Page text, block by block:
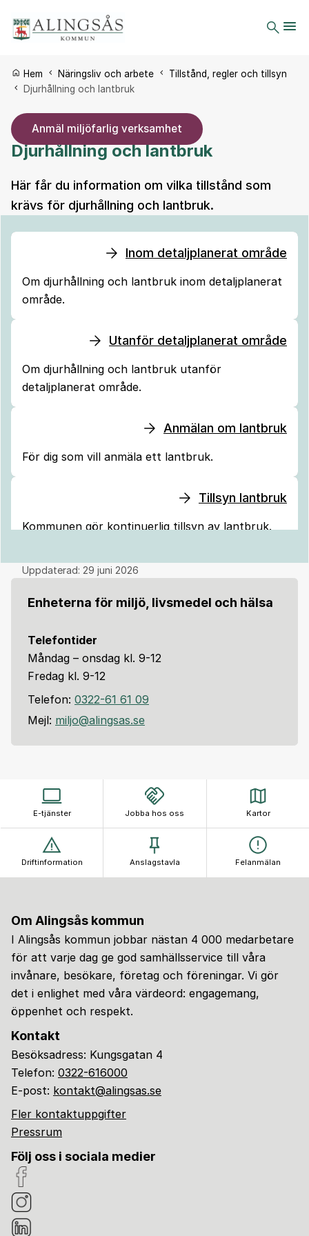
Du är här:
Hem Näringsliv och arbete
Tillstånd, regler och tillsyn
Djurhållning och lantbruk
Anmäl miljöfarlig verksamhet
Djurhållning och lantbruk
Här får du information om vilka tillstånd som
krävs för djurhållning och lantbruk.
Inom detaljplanerat område
Om djurhållning och lantbruk inom detaljplanerat
område.
Utanför detaljplanerat område
Om djurhållning och lantbruk utanför
detaljplanerat område.
Anmälan om lantbruk
För dig som vill anmäla ett lantbruk.
Tillsyn lantbruk
Kommunen gör kontinuerlig tillsyn av lantbruk.
Uppdaterad: 29 juni 2026
Enheterna för miljö, livsmedel och hälsa
Telefontider
Måndag – onsdag kl. 9-12
Fredag kl. 9-12
Telefon: 0322-61 61 09
Mejl: miljo@alingsas.se
E-tjänster Jobba hos oss Kartor
Driftinformation Anslagstavla Felanmälan
Om Alingsås kommun
I Alingsås kommun jobbar nästan 4 000 medarbetare
för att varje dag ge god samhällsservice till våra
invånare, besökare, företag och föreningar. Vi gör
det i enlighet med våra värdeord: engagemang,
öppenhet och respekt.
Kontakt
Besöksadress: Kungsgatan 4
Telefon: 0322-616000
E-post: kontakt@alingsas.se
Fler kontaktuppgifter
Pressrum
Följ oss i sociala medier